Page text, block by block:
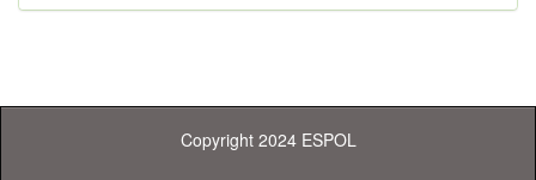
Copyright 2024 ESPOL